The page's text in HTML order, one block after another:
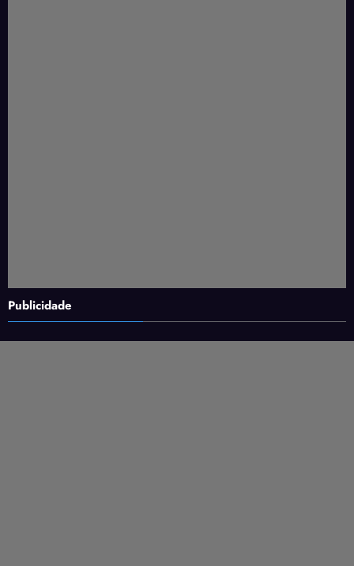
Publicidade